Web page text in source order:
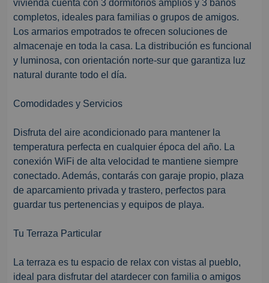
vivienda cuenta con 3 dormitorios amplios y 3 baños
completos, ideales para familias o grupos de amigos.
Los armarios empotrados te ofrecen soluciones de
almacenaje en toda la casa. La distribución es funcional
y luminosa, con orientación norte-sur que garantiza luz
natural durante todo el día.
Comodidades y Servicios
Disfruta del aire acondicionado para mantener la
temperatura perfecta en cualquier época del año. La
conexión WiFi de alta velocidad te mantiene siempre
conectado. Además, contarás con garaje propio, plaza
de aparcamiento privada y trastero, perfectos para
guardar tus pertenencias y equipos de playa.
Tu Terraza Particular
La terraza es tu espacio de relax con vistas al pueblo,
ideal para disfrutar del atardecer con familia o amigos